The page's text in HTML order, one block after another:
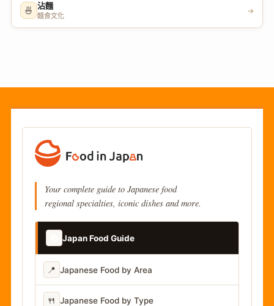
🍜 沾麵
麵食文化
→
Your complete guide to Japanese food
regional specialties, iconic dishes and more.
Japan Food Guide
📍 Japanese Food by Area
🍴 Japanese Food by Type